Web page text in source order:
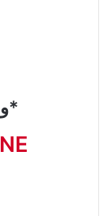
وظائف شاغرة في ليبيا*